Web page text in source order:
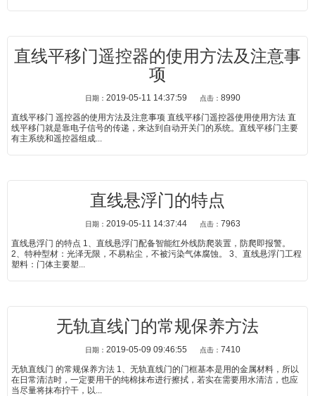
直线平移门遥控器的使用方法及注意事
项
日期： 2019-05-11 14:37:59 点击： 8990
直线平移门 遥控器的使用方法及注意事项 直线平移门遥控器使用使用方法 直
线平移门就是靠电子信号的传递，来达到自动开关门的系统。直线平移门主要
有主系统和遥控器组成...
直线悬浮门的特点
日期： 2019-05-11 14:37:44 点击： 7963
直线悬浮门 的特点 1、直线悬浮门配备智能红外线防爬装置，防爬即报警。
2、特种型材：光泽无限，不易粘尘，不被污染气体腐蚀。 3、直线悬浮门工程
塑料：门体主要塑...
无轨直线门的常规保养方法
日期： 2019-05-09 09:46:55 点击： 7410
无轨直线门 的常规保养方法 1、无轨直线门的门框基本是用的金属材料，所以
在日常清洁时，一定要用干的纯棉抹布进行擦拭，若实在需要用水清洁，也应
当尽量将抹布拧干，以...